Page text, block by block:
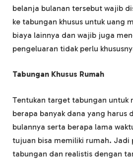
belanja bulanan tersebut wajib
ke tabungan khusus untuk uang
biaya lainnya dan wajib juga
pengeluaran tidak perlu
Tabungan Khusus Rumah
Tentukan target tabungan untuk
berapa banyak dana yang harus
bulannya serta berapa lama
tujuan bisa memiliki rumah. Jadi
tabungan dan realistis dengan